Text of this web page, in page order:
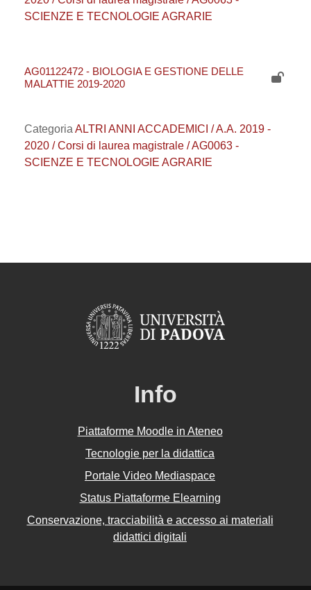
SCIENZE E TECNOLOGIE AGRARIE
AG01122472 - BIOLOGIA E GESTIONE DELLE
MALATTIE 2019-2020
Categoria ALTRI ANNI ACCADEMICI / A.A. 2019 -
2020 / Corsi di laurea magistrale / AG0063 -
SCIENZE E TECNOLOGIE AGRARIE
Info
Piattaforme Moodle in Ateneo
Tecnologie per la didattica
Portale Video Mediaspace
Status Piattaforme Elearning
Conservazione, tracciabilità e accesso ai materiali
didattici digitali